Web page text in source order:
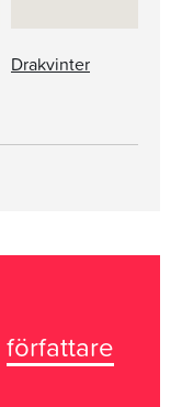
Drakvinter
författare